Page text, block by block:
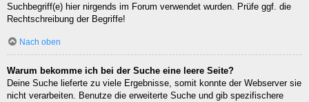
Suchbegriff(e) hier nirgends im Forum verwendet wurden. Prüfe ggf. die
Rechtschreibung der Begriffe!
Nach oben
Warum bekomme ich bei der Suche eine leere Seite?
Deine Suche lieferte zu viele Ergebnisse, somit konnte der Webserver sie
nicht verarbeiten. Benutze die erweiterte Suche und gib spezifischere